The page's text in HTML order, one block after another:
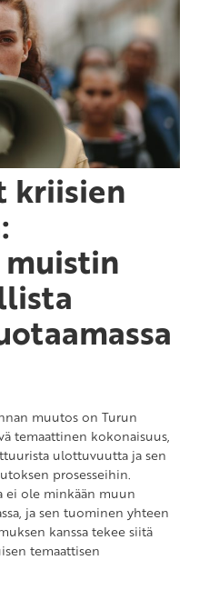
kriisien
muutos on Turun
temaattinen kokonaisuus,
ulottuvuutta ja sen
prosesseihin.
ole minkään muun
ja sen tuominen yhteen
kanssa tekee siitä
temaattisen